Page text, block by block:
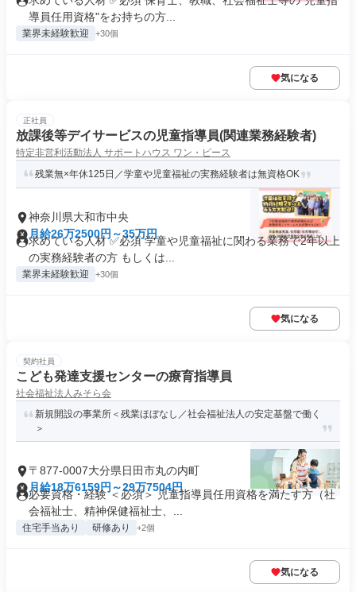
導員任用資格"をお持ちの方...
業界未経験歓迎 +30個
気になる
正社員
放課後等デイサービスの児童指導員(関連業務経験者)
特定非営利活動法人 サポートハウス ワン・ピース
残業無×年休125日／学童や児童福祉の実務経験者は無資格OK
神奈川県大和市中央
月給26万2500円～35万円
求めている人材 ✅必須 学童や児童福祉に関わる業務で2年以上
の実務経験者の方 もしくは...
業界未経験歓迎 +30個
気になる
契約社員
こども発達支援センターの療育指導員
社会福祉法人みそら会
新規開設の事業所＜残業ほぼなし／社会福祉法人の安定基盤で働く
＞
〒877-0007大分県日田市丸の内町
月給18万6159円～29万7504円
必要資格・経験 ＜必須＞ 児童指導員任用資格を満たす方（社
会福祉士、精神保健福祉士、...
住宅手当あり 研修あり +2個
気になる